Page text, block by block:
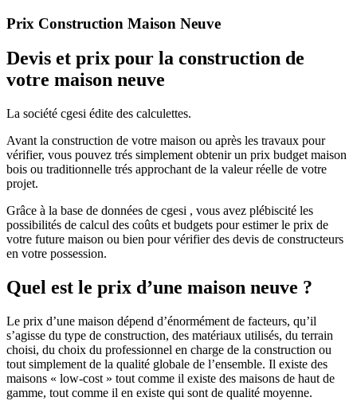
Prix Construction Maison Neuve
Devis et prix pour la construction de
votre maison neuve
La société cgesi édite des calculettes.
Avant la construction de votre maison ou après les travaux pour
vérifier, vous pouvez trés simplement obtenir un prix budget maison
bois ou traditionnelle trés approchant de la valeur réelle de votre
projet.
Grâce à la base de données de cgesi , vous avez plébiscité les
possibilités de calcul des coûts et budgets pour estimer le prix de
votre future maison ou bien pour vérifier des devis de constructeurs
en votre possession.
Quel est le prix d’une maison neuve ?
Le prix d’une maison dépend d’énormément de facteurs, qu’il
s’agisse du type de construction, des matériaux utilisés, du terrain
choisi, du choix du professionnel en charge de la construction ou
tout simplement de la qualité globale de l’ensemble. Il existe des
maisons « low-cost » tout comme il existe des maisons de haut de
gamme, tout comme il en existe qui sont de qualité moyenne.